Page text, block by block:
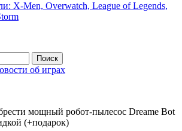
X-Men, Overwatch, League of Legends,
об играх
мощный робот-пылесос Dreame Bot
(+подарок)